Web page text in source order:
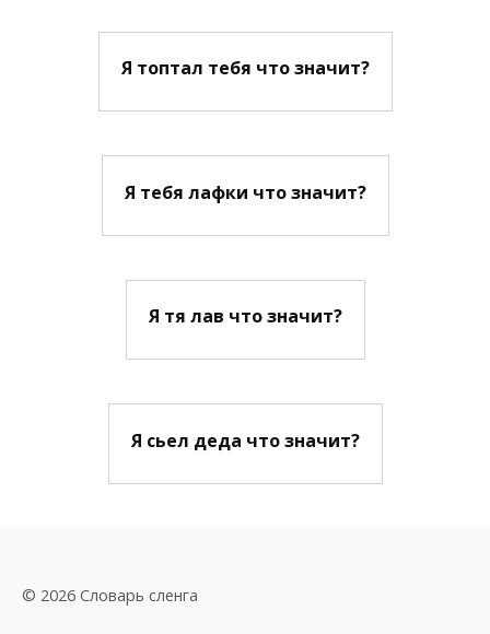
Я топтал тебя что значит?
Я тебя лафки что значит?
Я тя лав что значит?
Я сьел деда что значит?
© 2026 Словарь сленга